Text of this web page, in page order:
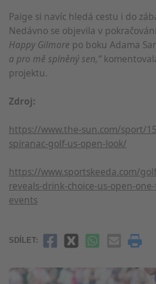
Paige si navíc hledá cestu i do
Nedávno se objevila v
Happy Gilmore po boku Adama
a pro mě splněný sen,“
projektu.
Zdroj:
https://www.the-sun.com/sport/
spiranac-golf-us-open-look/
https://www.sportskeeda.com/
reveals-drink-choice-us-open-
events
SDÍLET: